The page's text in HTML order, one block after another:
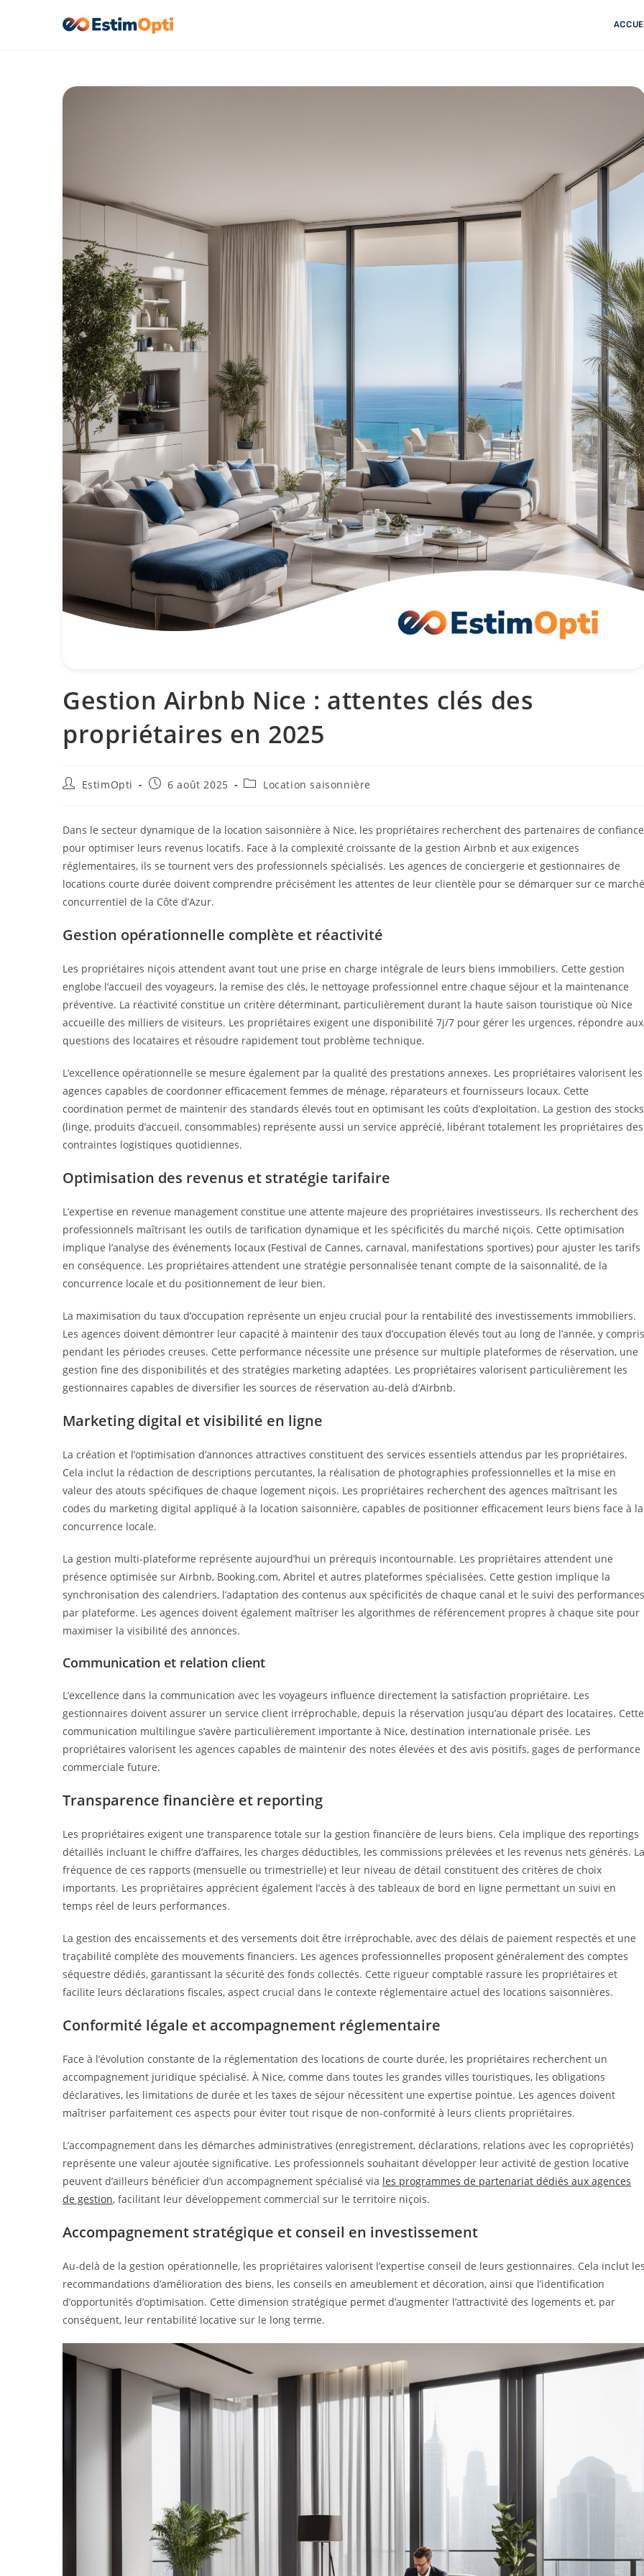
Gestion Airbnb Nice : attentes clés des
propriétaires en 2025
EstimOpti 6 août 2025 Location saisonnière
Dans le secteur dynamique de la location saisonnière à Nice, les propriétaires recherchent des partenaires de confiance
pour optimiser leurs revenus locatifs. Face à la complexité croissante de la gestion Airbnb et aux exigences
réglementaires, ils se tournent vers des professionnels spécialisés. Les agences de conciergerie et gestionnaires de
locations courte durée doivent comprendre précisément les attentes de leur clientèle pour se démarquer sur ce marché
concurrentiel de la Côte d’Azur.
Gestion opérationnelle complète et réactivité
Les propriétaires niçois attendent avant tout une prise en charge intégrale de leurs biens immobiliers. Cette gestion
englobe l’accueil des voyageurs, la remise des clés, le nettoyage professionnel entre chaque séjour et la maintenance
préventive. La réactivité constitue un critère déterminant, particulièrement durant la haute saison touristique où Nice
accueille des milliers de visiteurs. Les propriétaires exigent une disponibilité 7j/7 pour gérer les urgences, répondre aux
questions des locataires et résoudre rapidement tout problème technique.
L’excellence opérationnelle se mesure également par la qualité des prestations annexes. Les propriétaires valorisent les
agences capables de coordonner efficacement femmes de ménage, réparateurs et fournisseurs locaux. Cette
coordination permet de maintenir des standards élevés tout en optimisant les coûts d’exploitation. La gestion des stocks
(linge, produits d’accueil, consommables) représente aussi un service apprécié, libérant totalement les propriétaires des
contraintes logistiques quotidiennes.
Optimisation des revenus et stratégie tarifaire
L’expertise en revenue management constitue une attente majeure des propriétaires investisseurs. Ils recherchent des
professionnels maîtrisant les outils de tarification dynamique et les spécificités du marché niçois. Cette optimisation
implique l’analyse des événements locaux (Festival de Cannes, carnaval, manifestations sportives) pour ajuster les tarifs
en conséquence. Les propriétaires attendent une stratégie personnalisée tenant compte de la saisonnalité, de la
concurrence locale et du positionnement de leur bien.
La maximisation du taux d’occupation représente un enjeu crucial pour la rentabilité des investissements immobiliers.
Les agences doivent démontrer leur capacité à maintenir des taux d’occupation élevés tout au long de l’année, y compris
pendant les périodes creuses. Cette performance nécessite une présence sur multiple plateformes de réservation, une
gestion fine des disponibilités et des stratégies marketing adaptées. Les propriétaires valorisent particulièrement les
gestionnaires capables de diversifier les sources de réservation au-delà d’Airbnb.
Marketing digital et visibilité en ligne
La création et l’optimisation d’annonces attractives constituent des services essentiels attendus par les propriétaires.
Cela inclut la rédaction de descriptions percutantes, la réalisation de photographies professionnelles et la mise en
valeur des atouts spécifiques de chaque logement niçois. Les propriétaires recherchent des agences maîtrisant les
codes du marketing digital appliqué à la location saisonnière, capables de positionner efficacement leurs biens face à la
concurrence locale.
La gestion multi-plateforme représente aujourd’hui un prérequis incontournable. Les propriétaires attendent une
présence optimisée sur Airbnb, Booking.com, Abritel et autres plateformes spécialisées. Cette gestion implique la
synchronisation des calendriers, l’adaptation des contenus aux spécificités de chaque canal et le suivi des performances
par plateforme. Les agences doivent également maîtriser les algorithmes de référencement propres à chaque site pour
maximiser la visibilité des annonces.
Communication et relation client
L’excellence dans la communication avec les voyageurs influence directement la satisfaction propriétaire. Les
gestionnaires doivent assurer un service client irréprochable, depuis la réservation jusqu’au départ des locataires. Cette
communication multilingue s’avère particulièrement importante à Nice, destination internationale prisée. Les
propriétaires valorisent les agences capables de maintenir des notes élevées et des avis positifs, gages de performance
commerciale future.
Transparence financière et reporting
Les propriétaires exigent une transparence totale sur la gestion financière de leurs biens. Cela implique des reportings
détaillés incluant le chiffre d’affaires, les charges déductibles, les commissions prélevées et les revenus nets générés. La
fréquence de ces rapports (mensuelle ou trimestrielle) et leur niveau de détail constituent des critères de choix
importants. Les propriétaires apprécient également l’accès à des tableaux de bord en ligne permettant un suivi en
temps réel de leurs performances.
La gestion des encaissements et des versements doit être irréprochable, avec des délais de paiement respectés et une
traçabilité complète des mouvements financiers. Les agences professionnelles proposent généralement des comptes
séquestre dédiés, garantissant la sécurité des fonds collectés. Cette rigueur comptable rassure les propriétaires et
facilite leurs déclarations fiscales, aspect crucial dans le contexte réglementaire actuel des locations saisonnières.
Conformité légale et accompagnement réglementaire
Face à l’évolution constante de la réglementation des locations de courte durée, les propriétaires recherchent un
accompagnement juridique spécialisé. À Nice, comme dans toutes les grandes villes touristiques, les obligations
déclaratives, les limitations de durée et les taxes de séjour nécessitent une expertise pointue. Les agences doivent
maîtriser parfaitement ces aspects pour éviter tout risque de non-conformité à leurs clients propriétaires.
L’accompagnement dans les démarches administratives (enregistrement, déclarations, relations avec les copropriétés)
représente une valeur ajoutée significative. Les professionnels souhaitant développer leur activité de gestion locative
peuvent d’ailleurs bénéficier d’un accompagnement spécialisé via les programmes de partenariat dédiés aux agences
de gestion, facilitant leur développement commercial sur le territoire niçois.
Accompagnement stratégique et conseil en investissement
Au-delà de la gestion opérationnelle, les propriétaires valorisent l’expertise conseil de leurs gestionnaires. Cela inclut
recommandations d’amélioration des biens, les conseils en ameublement et décoration, ainsi que l’identification
d’opportunités d’optimisation. Cette dimension stratégique permet d’augmenter l’attractivité des logements et, par
conséquent, leur rentabilité locative sur le long terme.